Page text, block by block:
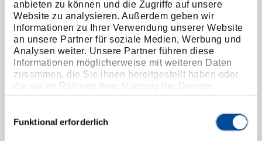
anbieten zu können und die Zugriffe auf unsere
Website zu analysieren. Außerdem geben wir
Informationen zu Ihrer Verwendung unserer Website
an unsere Partner für soziale Medien, Werbung und
Analysen weiter. Unsere Partner führen diese
Informationen möglicherweise mit weiteren Daten
zusammen, die Sie ihnen bereitgestellt haben oder
die sie im Rahmen Ihrer Nutzung der Dienste
gesammelt haben. Unsere vollständige
Funktional erforderlich
Biegehebel 3-10 mm
2293641/ 278581
Preis auf Anfrage